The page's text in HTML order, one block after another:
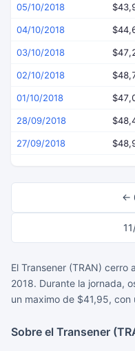
05/10/2018
04/10/2018
03/10/2018
02/10/2018
01/10/2018
28/09/2018
27/09/2018
←
El Transener (TRAN)
2018. Durante la jornada,
un maximo de $41,95,
Sobre el Transener